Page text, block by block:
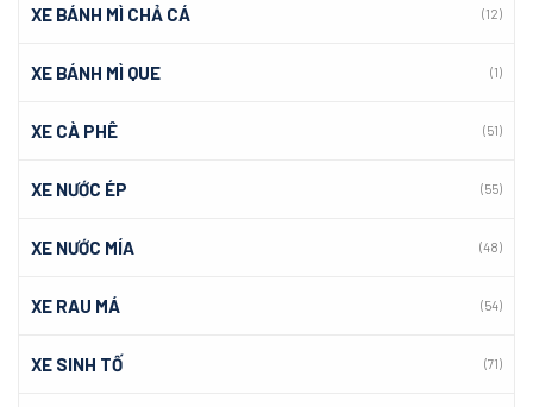
XE BÁNH MÌ CHẢ CÁ (12)
XE BÁNH MÌ QUE (1)
XE CÀ PHÊ (51)
XE NƯỚC ÉP (55)
XE NƯỚC MÍA (48)
XE RAU MÁ (54)
XE SINH TỐ (71)